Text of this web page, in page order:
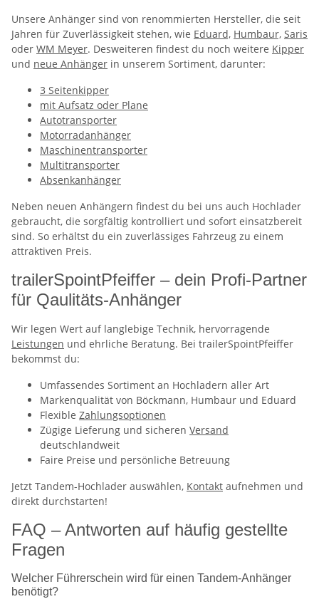
Unsere Anhänger sind von renommierten Hersteller, die seit
Jahren für Zuverlässigkeit stehen, wie Eduard, Humbaur, Saris
oder WM Meyer. Desweiteren findest du noch weitere Kipper
und neue Anhänger in unserem Sortiment, darunter:
3 Seitenkipper
mit Aufsatz oder Plane
Autotransporter
Motorradanhänger
Maschinentransporter
Multitransporter
Absenkanhänger
Neben neuen Anhängern findest du bei uns auch Hochlader
gebraucht, die sorgfältig kontrolliert und sofort einsatzbereit
sind. So erhältst du ein zuverlässiges Fahrzeug zu einem
attraktiven Preis.
trailerSpointPfeiffer – dein Profi-Partner
für Qaulitäts-Anhänger
Wir legen Wert auf langlebige Technik, hervorragende
Leistungen und ehrliche Beratung. Bei trailerSpointPfeiffer
bekommst du:
Umfassendes Sortiment an Hochladern aller Art
Markenqualität von Böckmann, Humbaur und Eduard
Flexible Zahlungsoptionen
Zügige Lieferung und sicheren Versand
deutschlandweit
Faire Preise und persönliche Betreuung
Jetzt Tandem-Hochlader auswählen, Kontakt aufnehmen und
direkt durchstarten!
FAQ – Antworten auf häufig gestellte
Fragen
Welcher Führerschein wird für einen Tandem-Anhänger
benötigt?